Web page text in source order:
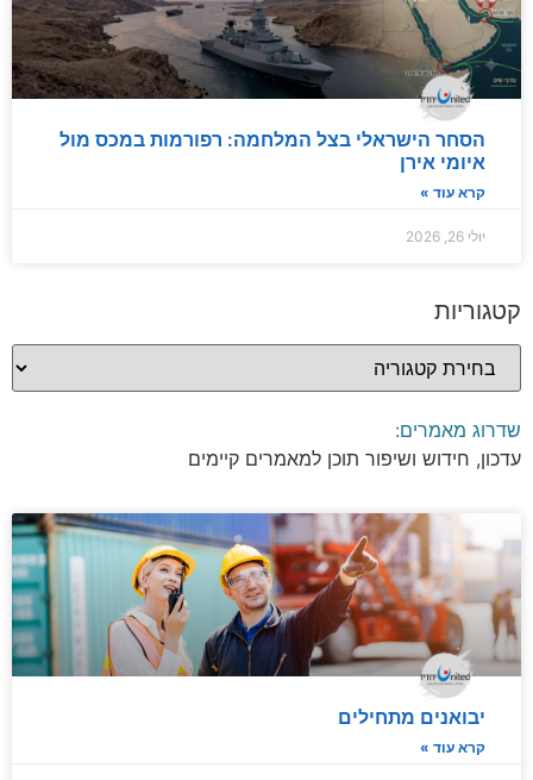
הסחר הישראלי בצל המלחמה: רפורמות במכס מול
איומי אירן
קרא עוד »
יולי 26, 2026
קטגוריות
שדרוג מאמרים:
עדכון, חידוש ושיפור תוכן למאמרים קיימים
יבואנים מתחילים
קרא עוד »